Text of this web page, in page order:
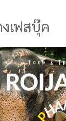
เฟสบุ๊ค